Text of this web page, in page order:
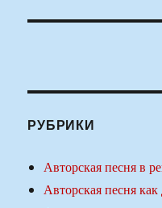
РУБРИКИ
Авторская песня в
Авторская песня